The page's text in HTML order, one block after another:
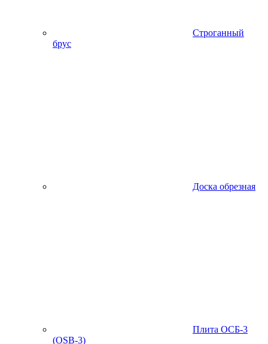
Строганный
брус
Доска обрезная
Плита ОСБ-3
(OSB-3)